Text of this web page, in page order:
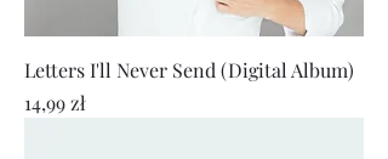
Letters I'll Never Send (Digital Album)
Cena
14,99 zł